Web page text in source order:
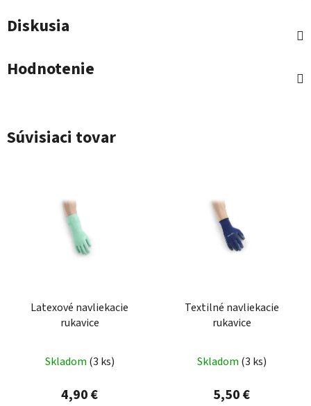
Diskusia
Hodnotenie
Súvisiaci tovar
Latexové navliekacie
rukavice
Skladom (3 ks)
4,90 €
Textilné navliekacie
rukavice
Skladom (3 ks)
5,50 €